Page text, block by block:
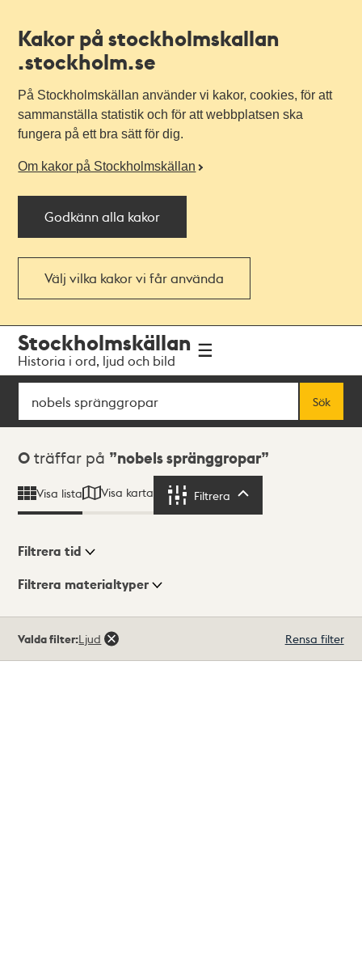
Kakor på stockholmskallan
.stockholm.se
På Stockholmskällan använder vi kakor, cookies, för att
sammanställa statistik och för att webbplatsen ska
fungera på ett bra sätt för dig.
Om kakor på Stockholmskällan
Godkänn alla kakor
Välj vilka kakor vi får använda
navigationen
huvudinnehållet
Stockholmskällan
Historia i ord, ljud och bild
Sök
Sök
Sökresultat
0 träffar på nobels spränggropar
Visa lista Visa karta Filtrera
Visningsläge
Filtrera tid
Filtrera materialtyper
träffar
Valda filter:Ljud Rensa filter